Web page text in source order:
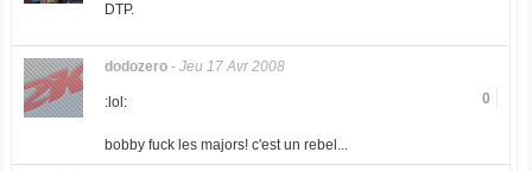
DTP.
dodozero- Jeu 17 Avr 2008
0
:lol:
bobby fuck les majors! c'est un rebel...